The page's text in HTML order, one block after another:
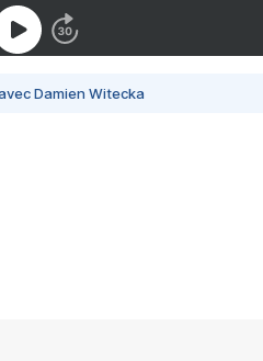
Damien Witecka